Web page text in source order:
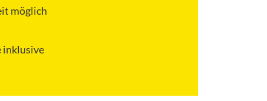
möglich
inklusive